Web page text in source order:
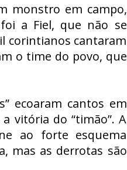
monstro em campo,
a Fiel, que não se
corintianos cantaram
o time do povo, que
ecoaram cantos em
vitória do “timão”. A
ao forte esquema
mas as derrotas são